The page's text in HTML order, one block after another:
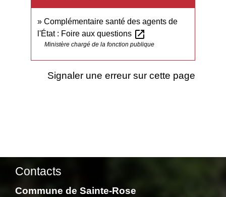
Complémentaire santé des agents de
l'État : Foire aux questions open_in_new
Ministère chargé de la fonction publique
Signaler une erreur sur cette page
Contacts
Commune de Sainte-Rose